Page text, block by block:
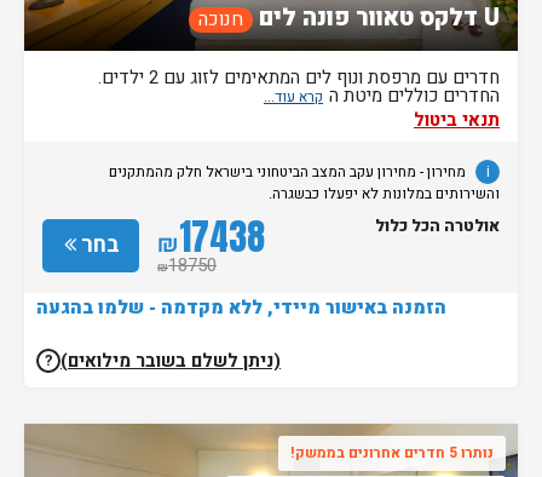
U דלקס טאוור פונה לים חנוכה
חדרים עם מרפסת ונוף לים המתאימים לזוג עם 2 ילדים.
החדרים כוללים מיטת ה
תנאי ביטול
i מחירון- מחירון עקב המצב הביטחוני בישראל חלק מהמתקנים
והשירותים במלונות לא יפעלו כבשגרה.
בחר ₪17438
₪18750
אולטרה הכל כלול
הזמנה באישור מיידי, ללא מקדמה - שלמו בהגעה
(ניתן לשלם בשובר מילואים) ?
נותרו 5 חדרים אחרונים בממשק!